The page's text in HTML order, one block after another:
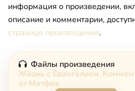
информация о произведении,
описание и комментарии,
странице произведения.
Файлы произведения
Жизнь с Евангелием.
от Матфея